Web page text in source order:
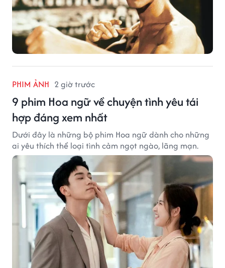
PHIM ẢNH 2 giờ trước
9 phim Hoa ngữ về chuyện tình yêu tái
hợp đáng xem nhất
Dưới đây là những bộ phim Hoa ngữ dành cho những
ai yêu thích thể loại tình cảm ngọt ngào, lãng mạn.